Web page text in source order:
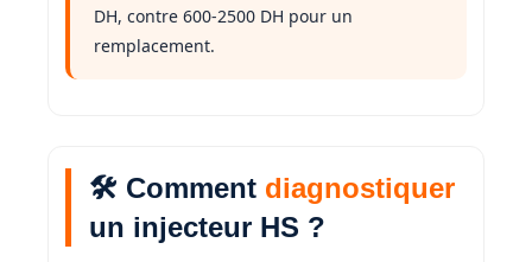
DH, contre 600-2500 DH pour un
remplacement.
🛠️ Comment diagnostiquer
un injecteur HS ?